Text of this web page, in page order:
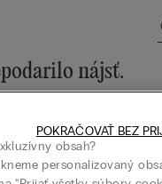
nájsť.
obsah?
personalizovaný
POKRAČOVAŤ BEZ